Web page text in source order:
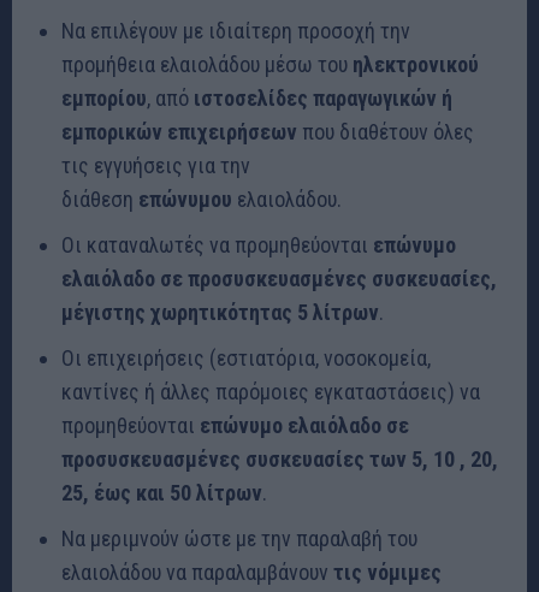
Να επιλέγουν με ιδιαίτερη προσοχή την
προμήθεια ελαιολάδου μέσω του ηλεκτρονικού
εμπορίου, από ιστοσελίδες παραγωγικών ή
εμπορικών επιχειρήσεων που διαθέτουν όλες
τις εγγυήσεις για την
διάθεση επώνυμου ελαιολάδου.
Οι καταναλωτές να προμηθεύονται επώνυμο
ελαιόλαδο σε προσυσκευασμένες συσκευασίες,
μέγιστης χωρητικότητας 5 λίτρων.
Οι επιχειρήσεις (εστιατόρια, νοσοκομεία,
καντίνες ή άλλες παρόμοιες εγκαταστάσεις) να
προμηθεύονται επώνυμο ελαιόλαδο σε
προσυσκευασμένες συσκευασίες των 5, 10 , 20,
25, έως και 50 λίτρων.
Να μεριμνούν ώστε με την παραλαβή του
ελαιολάδου να παραλαμβάνουν τις νόμιμες